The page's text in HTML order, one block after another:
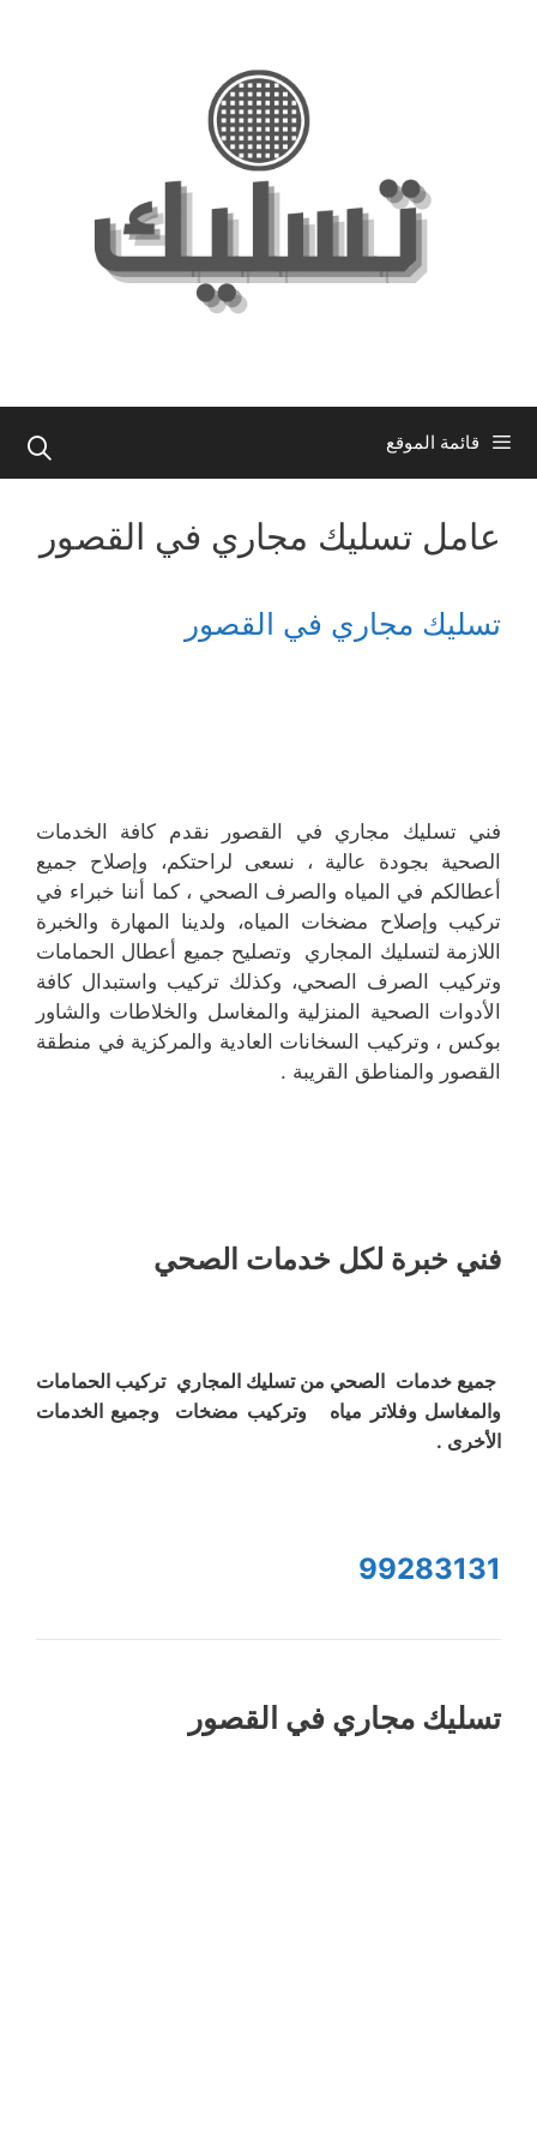
قائمة الموقع
عامل تسليك مجاري في القصور
تسليك مجاري في القصور
فني تسليك مجاري في القصور نقدم كافة الخدمات
الصحية بجودة عالية ، نسعى لراحتكم، وإصلاح جميع
أعطالكم في المياه والصرف الصحي ، كما أننا خبراء في
تركيب وإصلاح مضخات المياه، ولدينا المهارة والخبرة
اللازمة لتسليك المجاري وتصليح جميع أعطال الحمامات
وتركيب الصرف الصحي، وكذلك تركيب واستبدال كافة
الأدوات الصحية المنزلية والمغاسل والخلاطات والشاور
بوكس ، وتركيب السخانات العادية والمركزية في منطقة
القصور والمناطق القريبة .
فني خبرة لكل خدمات الصحي
جميع خدمات الصحي من تسليك المجاري تركيب الحمامات
والمغاسل وفلاتر مياه وتركيب مضخات وجميع الخدمات
الأخرى .
99283131
تسليك مجاري في القصور